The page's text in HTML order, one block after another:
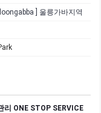
] 울릉가바지역
리 ONE STOP SERVICE